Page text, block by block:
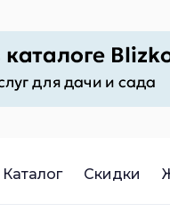
Каталог Скидки